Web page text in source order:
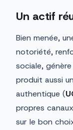
Un actif
Bien menée,
notoriété,
sociale,
produit aussi
authentique (
propres
sur le bon